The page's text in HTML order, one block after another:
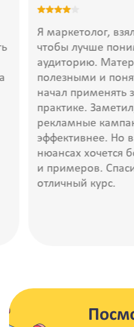
Я маркетолог,
чтобы лучше
аудиторию.
полезными и
начал применять
практике.
рекламные
эффективнее. Но
нюансах хочется
и примеров.
отличный курс.